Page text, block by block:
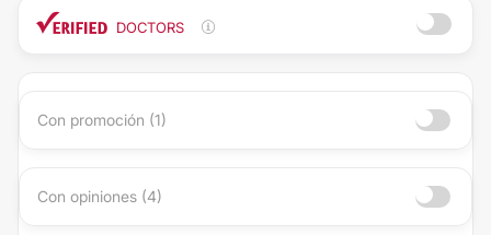
DOCTORS
Con promoción (1)
Con opiniones (4)